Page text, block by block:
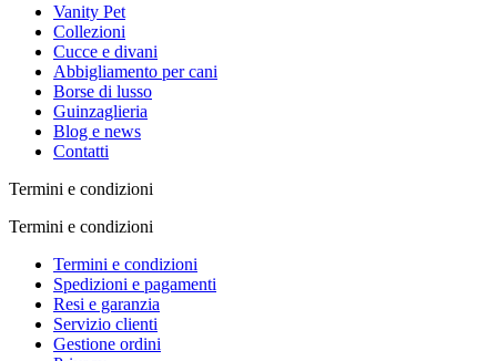
Vanity Pet
Collezioni
Cucce e divani
Abbigliamento per cani
Borse di lusso
Guinzaglieria
Blog e news
Contatti
Termini e condizioni
Termini e condizioni
Termini e condizioni
Spedizioni e pagamenti
Resi e garanzia
Servizio clienti
Gestione ordini